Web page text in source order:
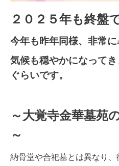
２０２５年も終盤
今年も昨年同様、非常に
気候も穏やかになって
ぐらいです。
～大覚寺金華墓苑
～
納骨堂や合祀墓とは異なり、